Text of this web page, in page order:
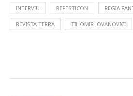
INTERVIU REFESTICON REGIA
REVISTA TERRA TIHOMIR JOVANOVICI